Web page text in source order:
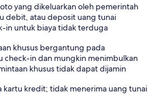
yang dikeluarkan oleh pemerintah
debit, atau deposit uang tunai
in untuk biaya tidak terduga
khusus bergantung pada
check-in dan mungkin menimbulkan
khusus tidak dapat dijamin
kartu kredit; tidak menerima uang tunai